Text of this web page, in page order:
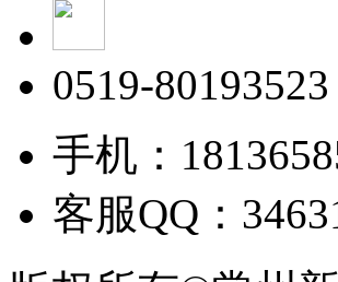
0519-80193523
手机：
客服QQ：